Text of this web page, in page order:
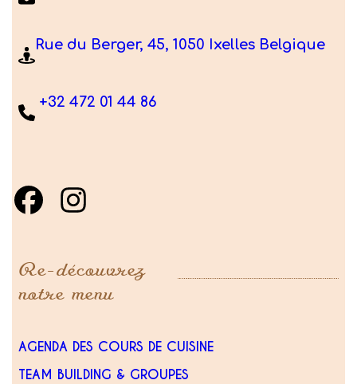
Rue du Berger, 45, 1050 Ixelles Belgique
+32 472 01 44 86
Re-découvrez
notre menu
AGENDA DES COURS DE CUISINE
TEAM BUILDING & GROUPES